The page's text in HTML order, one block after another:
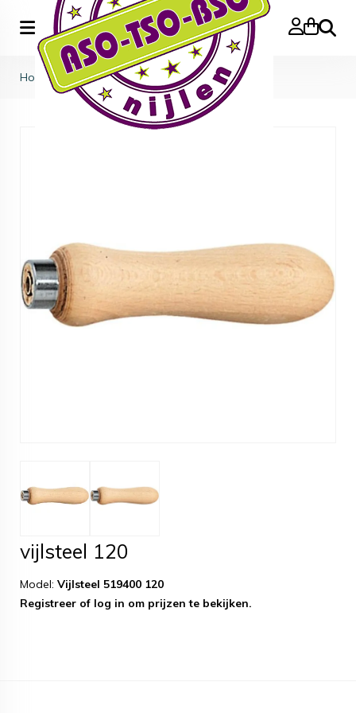
Zoeken
Home> vijlsteel 120
vijlsteel 120
Model: Vijlsteel 519400 120
Registreer of log in om prijzen te bekijken.